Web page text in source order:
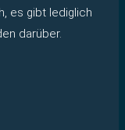
es gibt lediglich
darüber.